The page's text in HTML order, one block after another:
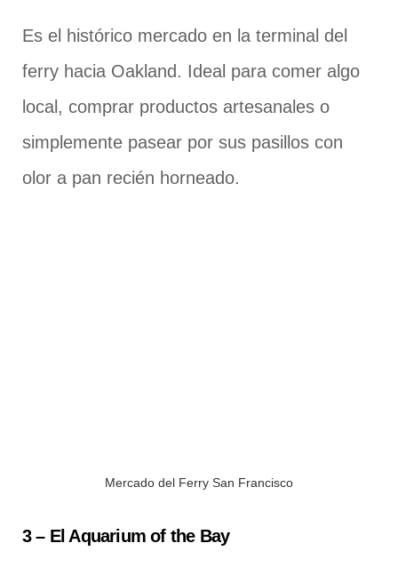
Es el histórico mercado en la terminal del
ferry hacia Oakland. Ideal para comer algo
local, comprar productos artesanales o
simplemente pasear por sus pasillos con
olor a pan recién horneado.
Mercado del Ferry San Francisco
3 – El Aquarium of the Bay